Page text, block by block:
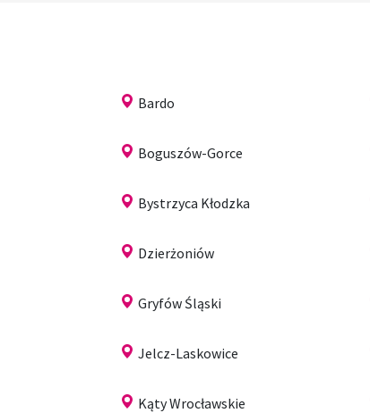
Bardo
Boguszów-Gorce
Bystrzyca Kłodzka
Dzierżoniów
Gryfów Śląski
Jelcz-Laskowice
Kąty Wrocławskie